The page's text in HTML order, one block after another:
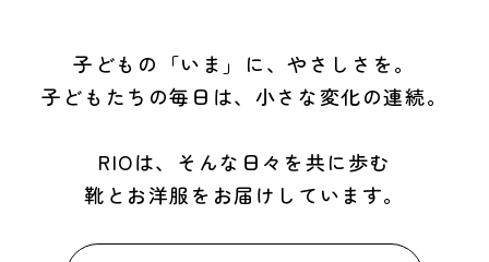
子どもの「いま」に、やさしさを。
子どもたちの毎日は、小さな変化の連続。
RIOは、そんな日々を共に歩む
靴とお洋服をお届けしています。